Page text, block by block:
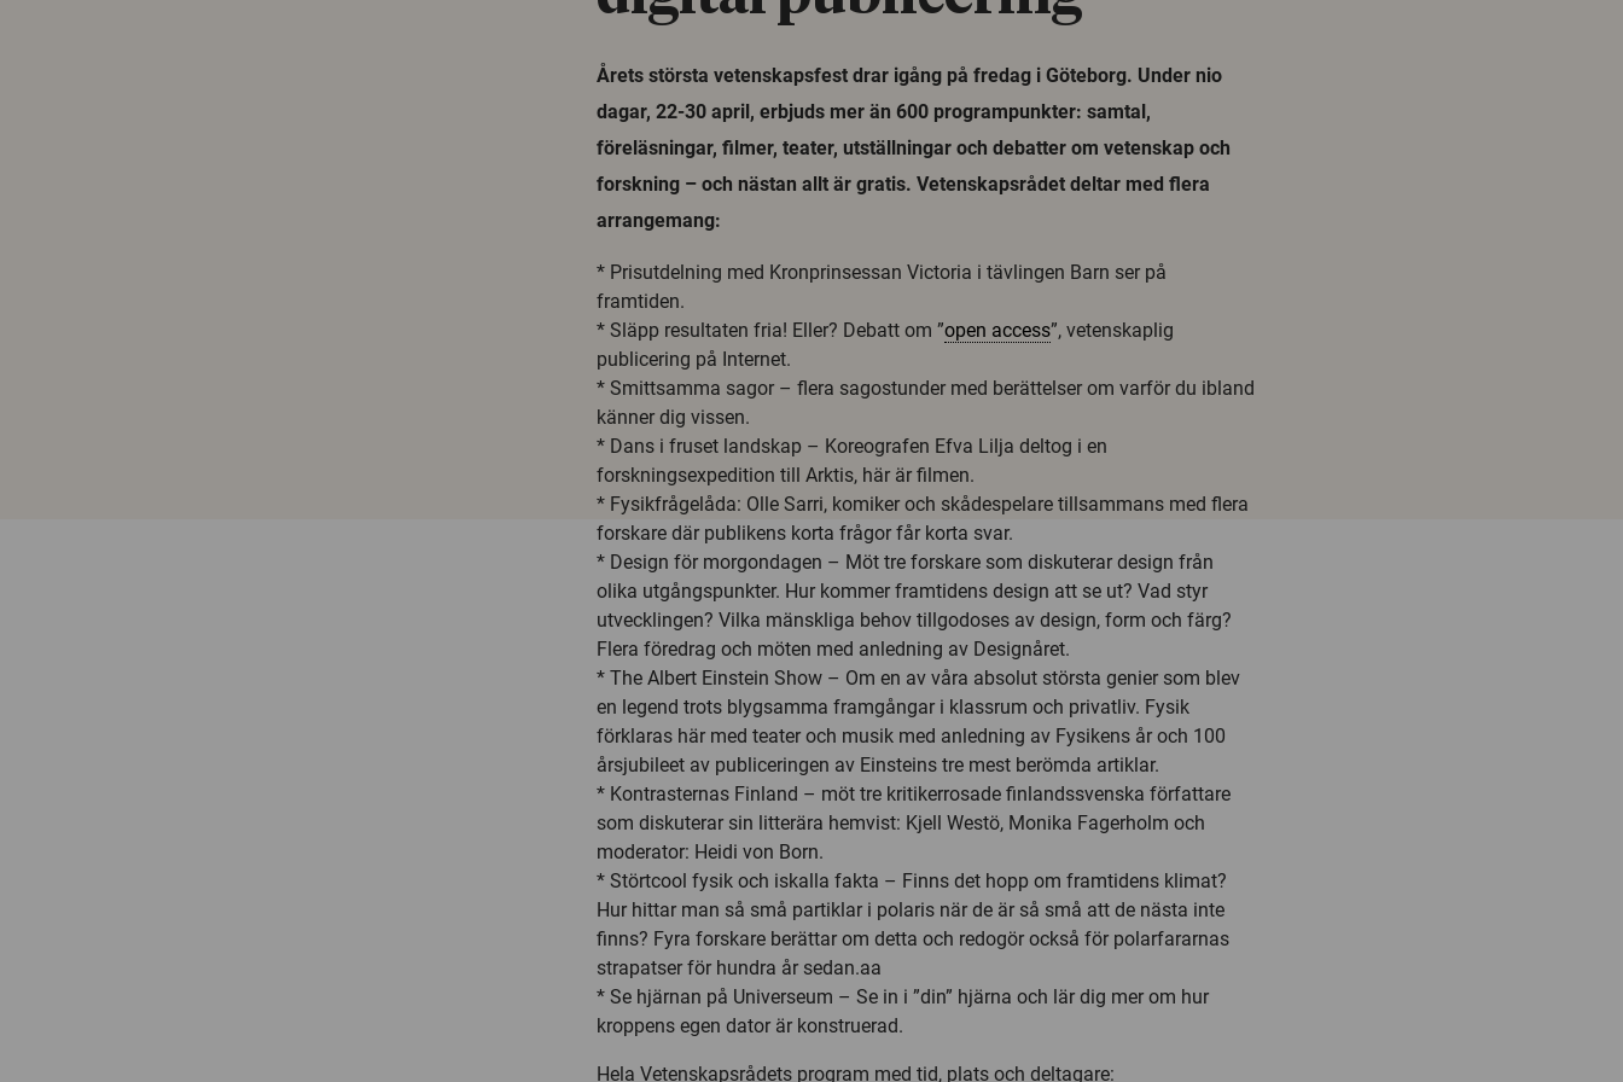
Årets största vetenskapsfest drar igång på fredag i Göteborg. Under nio
dagar, 22-30 april, erbjuds mer än 600 programpunkter: samtal,
föreläsningar, filmer, teater, utställningar och debatter om vetenskap och
forskning – och nästan allt är gratis. Vetenskapsrådet deltar med flera
arrangemang:
* Prisutdelning med Kronprinsessan Victoria i tävlingen Barn ser på
framtiden.
* Släpp resultaten fria! Eller? Debatt om ”open access”, vetenskaplig
publicering på Internet.
* Smittsamma sagor – flera sagostunder med berättelser om varför du ibland
känner dig vissen.
* Dans i fruset landskap – Koreografen Efva Lilja deltog i en
forskningsexpedition till Arktis, här är filmen.
* Fysikfrågelåda: Olle Sarri, komiker och skådespelare tillsammans med flera
forskare där publikens korta frågor får korta svar.
* Design för morgondagen – Möt tre forskare som diskuterar design från
olika utgångspunkter. Hur kommer framtidens design att se ut? Vad styr
utvecklingen? Vilka mänskliga behov tillgodoses av design, form och färg?
Flera föredrag och möten med anledning av Designåret.
* The Albert Einstein Show – Om en av våra absolut största genier som blev
en legend trots blygsamma framgångar i klassrum och privatliv. Fysik
förklaras här med teater och musik med anledning av Fysikens år och 100
årsjubileet av publiceringen av Einsteins tre mest berömda artiklar.
* Kontrasternas Finland – möt tre kritikerrosade finlandssvenska författare
som diskuterar sin litterära hemvist: Kjell Westö, Monika Fagerholm och
moderator: Heidi von Born.
* Störtcool fysik och iskalla fakta – Finns det hopp om framtidens klimat?
Hur hittar man så små partiklar i polaris när de är så små att de nästa inte
finns? Fyra forskare berättar om detta och redogör också för polarfararnas
strapatser för hundra år sedan.aa
* Se hjärnan på Universeum – Se in i ”din” hjärna och lär dig mer om hur
kroppens egen dator är konstruerad.
Hela Vetenskapsrådets program med tid, plats och deltagare: